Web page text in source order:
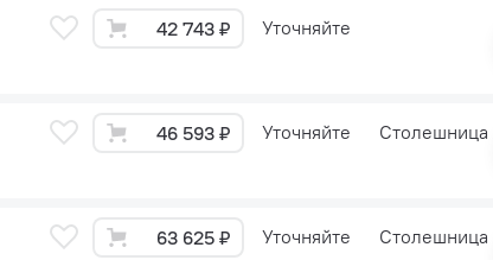
42 743 ₽ Уточняйте
46 593 ₽ Уточняйте Столешница
63 625 ₽ Уточняйте Столешница